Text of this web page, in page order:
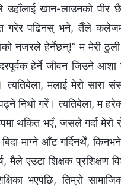
उहाँलाई खान-लाउनको
गरेर पढिनस् भने, तैँले
नजरले हेर्नेछन्!” म मेरी ठुली
हेर्ने जीवन जिउने
त्यतिबेला, मलाई मेरो
निधो गरेँ। त्यतिबेला, म
थकित भएँ, जसले गर्दा मेरो
बिदा माग्ने आँट गर्दिनथेँ,
मैले एउटा शिक्षक प्रशिक्षण
भएपछि, तिम्रो